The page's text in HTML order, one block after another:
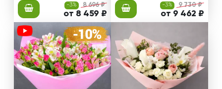
-3% 8 696 ₽
от 8 459 ₽
-3% 9 730 ₽
от 9 462 ₽